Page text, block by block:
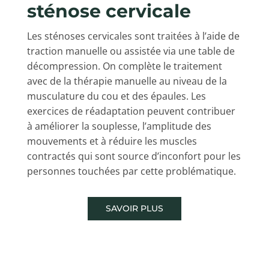
sténose cervicale
Les sténoses cervicales sont traitées à l’aide de
traction manuelle ou assistée via une table de
décompression. On complète le traitement
avec de la thérapie manuelle au niveau de la
musculature du cou et des épaules. Les
exercices de réadaptation peuvent contribuer
à améliorer la souplesse, l’amplitude des
mouvements et à réduire les muscles
contractés qui sont source d’inconfort pour les
personnes touchées par cette problématique.
SAVOIR PLUS